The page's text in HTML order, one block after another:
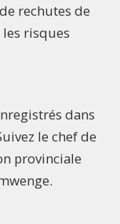
rechutes de
risques
dans
le chef de
provinciale